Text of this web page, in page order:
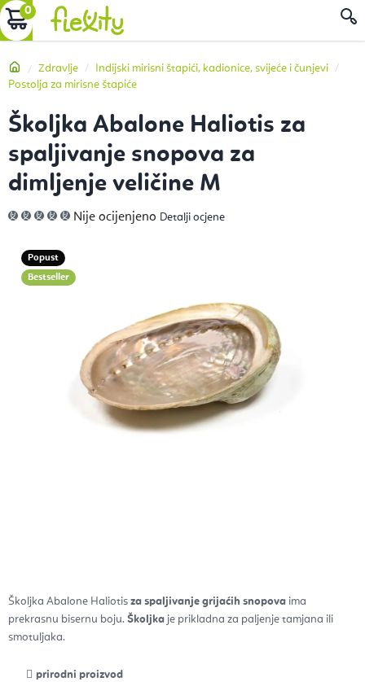
Preskoči
na
KOŠARICA
Početna
Zdravlje
Indijski mirisni štapići, kadionice, svijeće i čunjevi
Postolja za mirisne štapiće
Školjka Abalone Haliotis za spaljivanje grijaćih snopova ima
prekrasnu bisernu boju. Školjka je prikladna za paljenje tamjana ili
smotuljaka.
prirodni proizvod
Školjka Abalone Haliotis za
spaljivanje snopova za
dimljenje veličine M
Prosječna
ocjena
5
zvjezdica.
Nije ocijenjeno Detalji ocjene
Popust
Bestseller